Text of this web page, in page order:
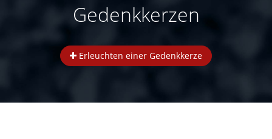
Gedenkkerzen
Erleuchten einer Gedenkkerze